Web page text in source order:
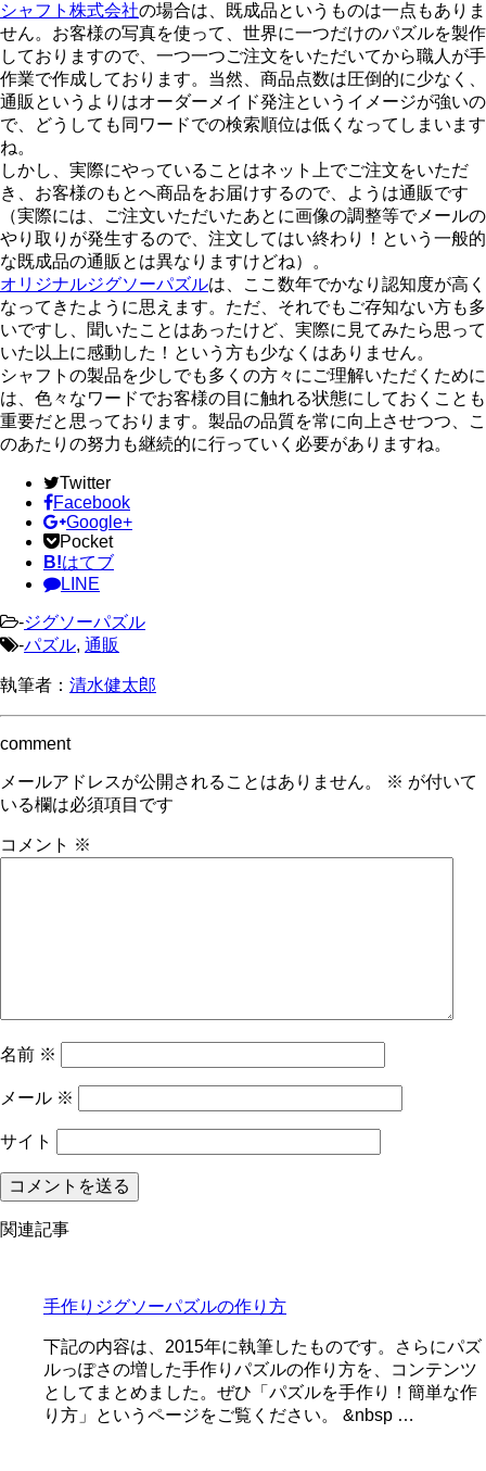
シャフト株式会社の場合は、既成品というものは一点もありま
せん。お客様の写真を使って、世界に一つだけのパズルを製作
しておりますので、一つ一つご注文をいただいてから職人が手
作業で作成しております。当然、商品点数は圧倒的に少なく、
通販というよりはオーダーメイド発注というイメージが強いの
で、どうしても同ワードでの検索順位は低くなってしまいます
ね。
しかし、実際にやっていることはネット上でご注文をいただ
き、お客様のもとへ商品をお届けするので、ようは通販です
（実際には、ご注文いただいたあとに画像の調整等でメールの
やり取りが発生するので、注文してはい終わり！という一般的
な既成品の通販とは異なりますけどね）。
オリジナルジグソーパズルは、ここ数年でかなり認知度が高く
なってきたように思えます。ただ、それでもご存知ない方も多
いですし、聞いたことはあったけど、実際に見てみたら思って
いた以上に感動した！という方も少なくはありません。
シャフトの製品を少しでも多くの方々にご理解いただくために
は、色々なワードでお客様の目に触れる状態にしておくことも
重要だと思っております。製品の品質を常に向上させつつ、こ
のあたりの努力も継続的に行っていく必要がありますね。
Twitter
Facebook
Google+
Pocket
B!はてブ
LINE
-ジグソーパズル
-パズル, 通販
執筆者： 清水健太郎
comment
メールアドレスが公開されることはありません。 ※ が付いて
いる欄は必須項目です
コメント ※
名前 ※
メール ※
サイト
関連記事
手作りジグソーパズルの作り方
下記の内容は、2015年に執筆したものです。さらにパズ
ルっぽさの増した手作りパズルの作り方を、コンテンツ
としてまとめました。ぜひ「パズルを手作り！簡単な作
り方」というページをご覧ください。 &nbsp …